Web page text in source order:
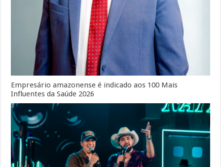
Empresário amazonense é indicado aos 100 Mais
Influentes da Saúde 2026